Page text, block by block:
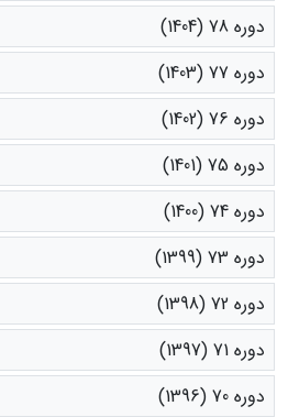
دوره 78 (1404)
دوره 77 (1403)
دوره 76 (1402)
دوره 75 (1401)
دوره 74 (1400)
دوره 73 (1399)
دوره 72 (1398)
دوره 71 (1397)
دوره 70 (1396)